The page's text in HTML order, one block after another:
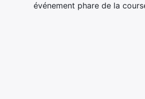
événement phare de la